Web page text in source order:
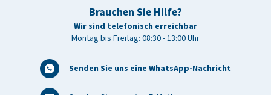
Brauchen Sie Hilfe?
Wir sind telefonisch erreichbar
Montag bis Freitag: 08:30 - 13:00 Uhr
Senden Sie uns eine WhatsApp-Nachricht